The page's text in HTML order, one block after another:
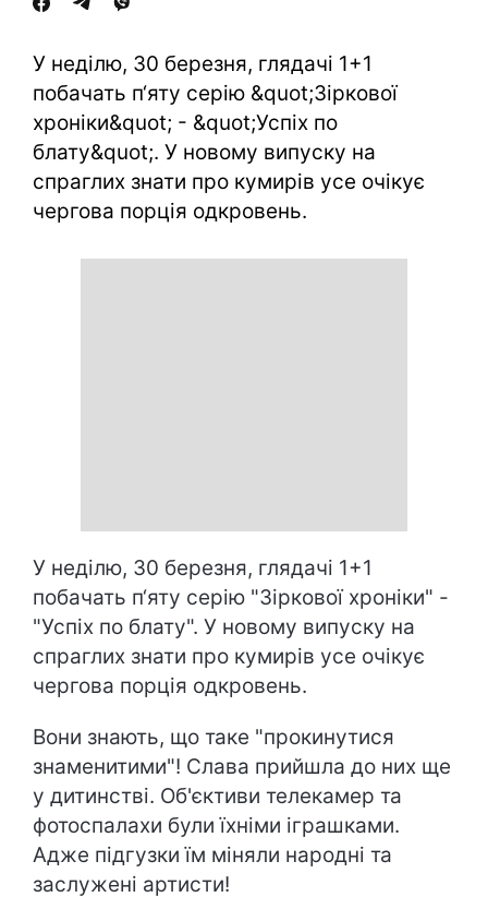
У неділю, 30 березня, глядачі 1+1
побачать п‘яту серію &quot;Зіркової
хроніки&quot; - &quot;Успіх по
блату&quot;. У новому випуску на
спраглих знати про кумирів усе очікує
чергова порція одкровень.
У неділю, 30 березня, глядачі 1+1
побачать п‘яту серію "Зіркової хроніки" -
"Успіх по блату". У новому випуску на
спраглих знати про кумирів усе очікує
чергова порція одкровень.
Вони знають, що таке "прокинутися
знаменитими"! Слава прийшла до них ще
у дитинстві. Об'єктиви телекамер та
фотоспалахи були їхніми іграшками.
Адже підгузки їм міняли народні та
заслужені артисти!